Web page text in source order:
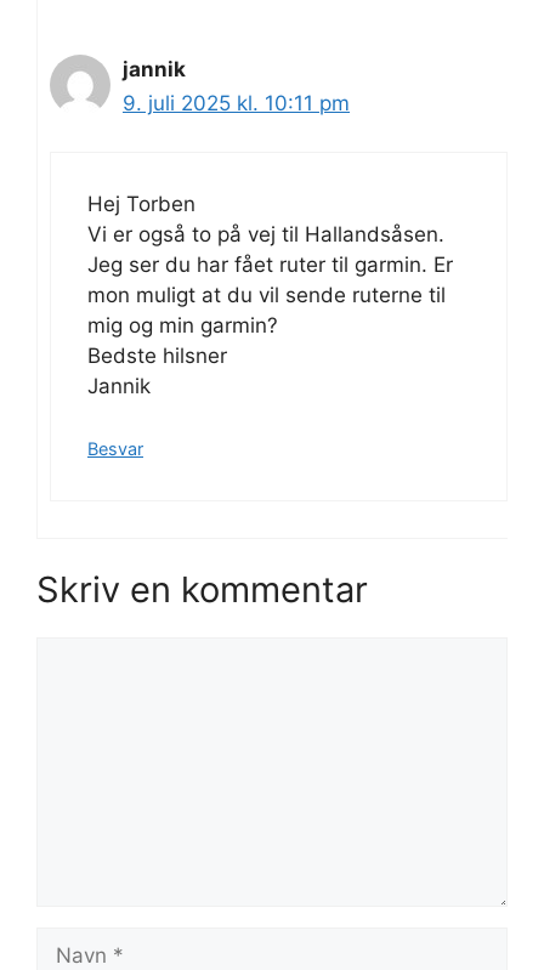
jannik
9. juli 2025 kl. 10:11 pm
Hej Torben
Vi er også to på vej til Hallandsåsen.
Jeg ser du har fået ruter til garmin. Er
mon muligt at du vil sende ruterne til
mig og min garmin?
Bedste hilsner
Jannik
Besvar
Skriv en kommentar
Navn